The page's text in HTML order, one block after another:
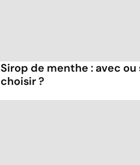
Sirop de menthe : avec
choisir ?